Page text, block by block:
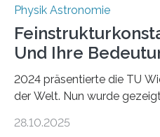
Physik Astronomie
Und Ihre
2024 präsentierte die TU
der Welt. Nun wurde
fundamentalen Physik
28.10.2025